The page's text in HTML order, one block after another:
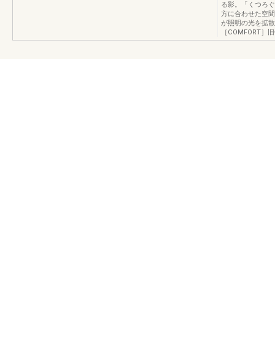
る影。「くつろ
方に合わせた空
が照明の光を拡
［COMFORT］